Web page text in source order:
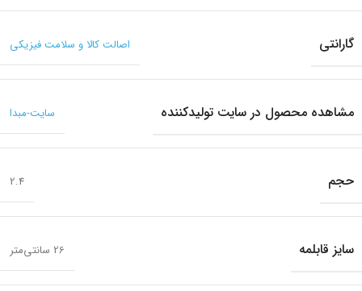
گارانتی اصالت کالا و سلامت فیزیکی
مشاهده محصول در سایت تولیدکننده سایت-مبدا
حجم 2.4
سایز قابلمه 26 سانتی‌متر